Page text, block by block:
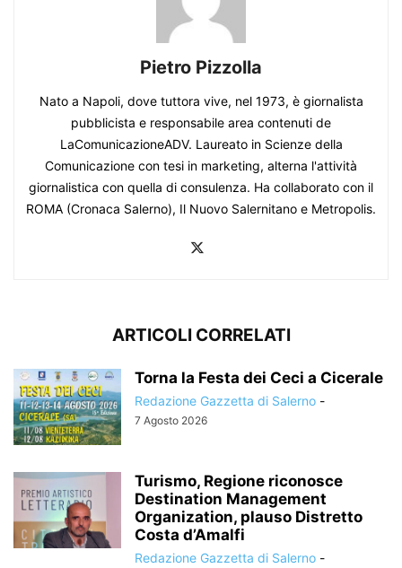
Pietro Pizzolla
Nato a Napoli, dove tuttora vive, nel 1973, è giornalista
pubblicista e responsabile area contenuti de
LaComunicazioneADV. Laureato in Scienze della
Comunicazione con tesi in marketing, alterna l'attività
giornalistica con quella di consulenza. Ha collaborato con il
ROMA (Cronaca Salerno), Il Nuovo Salernitano e Metropolis.
ARTICOLI CORRELATI
Torna la Festa dei Ceci a Cicerale
Redazione Gazzetta di Salerno -
7 Agosto 2026
Turismo, Regione riconosce
Destination Management
Organization, plauso Distretto
Costa d’Amalfi
Redazione Gazzetta di Salerno -